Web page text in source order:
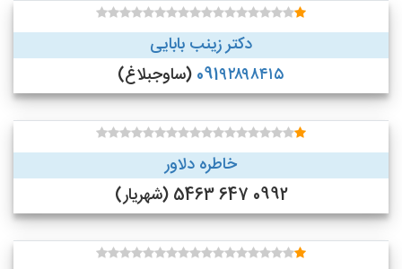
دکتر زینب بابایی
091۹۲۸۹۸۴۱۵ (ساوجبلاغ)
خاطره دلاور
0992 647 5463 (شهریار)